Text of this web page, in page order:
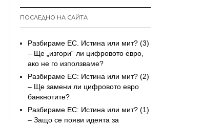
ПОСЛЕДНО НА САЙТА
Разбираме ЕС. Истина или мит? (3)
– Ще „изгори“ ли цифровото евро,
ако не го използваме?
Разбираме ЕС: Истина или мит? (2)
– Ще замени ли цифровото евро
банкнотите?
Разбираме ЕС: Истина или мит? (1)
– Защо се появи идеята за